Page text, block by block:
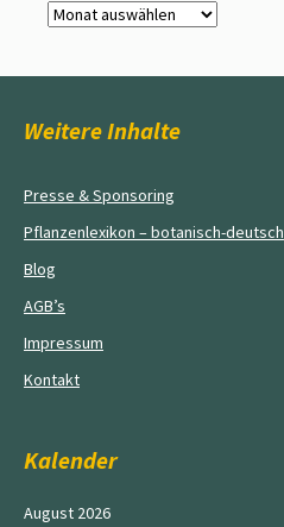
Archiv
Weitere Inhalte
Presse & Sponsoring
Pflanzenlexikon – botanisch-deutsch
Blog
AGB’s
Impressum
Kontakt
Kalender
August 2026